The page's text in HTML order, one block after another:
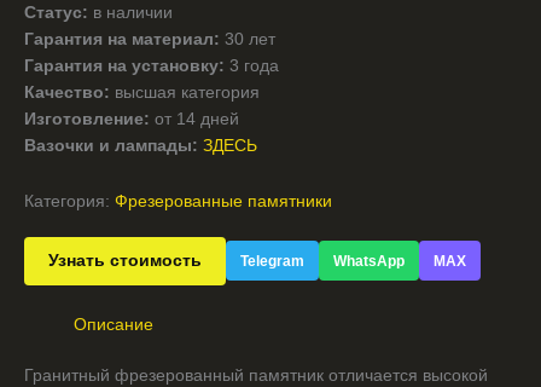
Статус: в наличии
Гарантия на материал: 30 лет
Гарантия на установку: 3 года
Качество: высшая категория
Изготовление: от 14 дней
Вазочки и лампады: ЗДЕСЬ
Категория: Фрезерованные памятники
Узнать стоимость Telegram WhatsApp MAX
Описание
Гранитный фрезерованный памятник отличается высокой